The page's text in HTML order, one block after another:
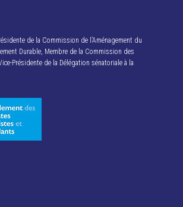
de la Commission de l’Aménagement du
Durable, Membre de la Commission des
Présidente de la Délégation sénatoriale à la